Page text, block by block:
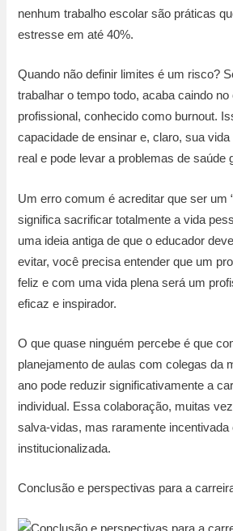
nenhum trabalho escolar são práticas
estresse em até 40%.
Quando não definir limites é um risco?
trabalhar o tempo todo, acaba caindo
profissional, conhecido como burnout.
capacidade de ensinar e, claro, sua
real e pode levar a problemas de saúde
Um erro comum é acreditar que ser um
significa sacrificar totalmente a vida
uma ideia antiga de que o educador
evitar, você precisa entender que um
feliz e com uma vida plena será um
eficaz e inspirador.
O que quase ninguém percebe é que
planejamento de aulas com colegas da
ano pode reduzir significativamente a
individual. Essa colaboração, muitas
salva-vidas, mas raramente
institucionalizada.
Conclusão e perspectivas para a